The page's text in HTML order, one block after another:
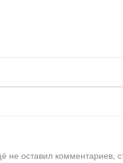
не оставил комментариев,